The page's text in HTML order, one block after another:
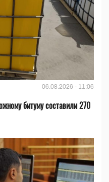
06.08.2026 - 11:06
битуму составили 270